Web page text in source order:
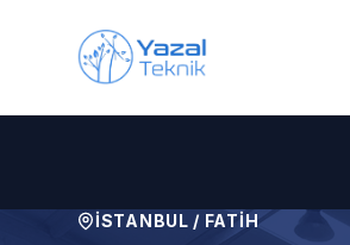
İSTANBUL / FATIH